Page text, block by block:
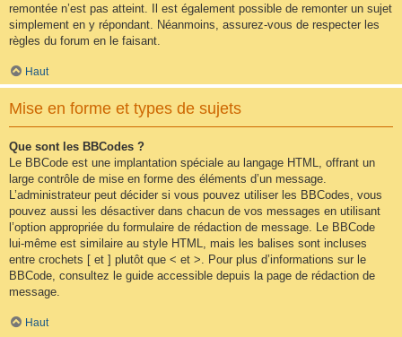
remontée n’est pas atteint. Il est également possible de remonter un sujet
simplement en y répondant. Néanmoins, assurez-vous de respecter les
règles du forum en le faisant.
Haut
Mise en forme et types de sujets
Que sont les BBCodes ?
Le BBCode est une implantation spéciale au langage HTML, offrant un
large contrôle de mise en forme des éléments d’un message.
L’administrateur peut décider si vous pouvez utiliser les BBCodes, vous
pouvez aussi les désactiver dans chacun de vos messages en utilisant
l’option appropriée du formulaire de rédaction de message. Le BBCode
lui-même est similaire au style HTML, mais les balises sont incluses
entre crochets [ et ] plutôt que < et >. Pour plus d’informations sur le
BBCode, consultez le guide accessible depuis la page de rédaction de
message.
Haut